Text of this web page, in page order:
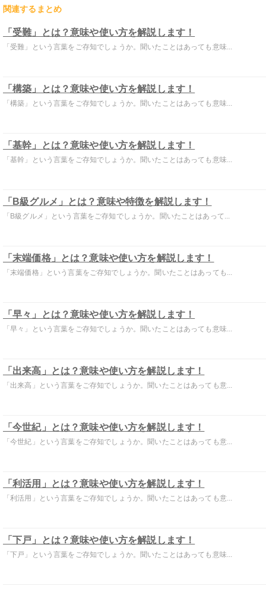
関連するまとめ
「受難」とは？意味や使い方を解説します！
「受難」という言葉をご存知でしょうか。聞いたことはあっても意味...
「構築」とは？意味や使い方を解説します！
「構築」という言葉をご存知でしょうか。聞いたことはあっても意味...
「基幹」とは？意味や使い方を解説します！
「基幹」という言葉をご存知でしょうか。聞いたことはあっても意味...
「B級グルメ」とは？意味や特徴を解説します！
「B級グルメ」という言葉をご存知でしょうか。聞いたことはあって...
「末端価格」とは？意味や使い方を解説します！
「末端価格」という言葉をご存知でしょうか。聞いたことはあっても...
「早々」とは？意味や使い方を解説します！
「早々」という言葉をご存知でしょうか。聞いたことはあっても意味...
「出来高」とは？意味や使い方を解説します！
「出来高」という言葉をご存知でしょうか。聞いたことはあっても意...
「今世紀」とは？意味や使い方を解説します！
「今世紀」という言葉をご存知でしょうか。聞いたことはあっても意...
「利活用」とは？意味や使い方を解説します！
「利活用」という言葉をご存知でしょうか。聞いたことはあっても意...
「下戸」とは？意味や使い方を解説します！
「下戸」という言葉をご存知でしょうか。聞いたことはあっても意味...